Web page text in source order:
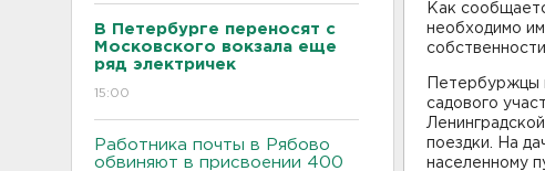
В Петербурге переносят с
Московского вокзала еще
ряд электричек
15:00
Работника почты в Рябово
обвиняют в присвоении 400
Как
необходимо
Петербуржцы
садового
поездки. На
населенному